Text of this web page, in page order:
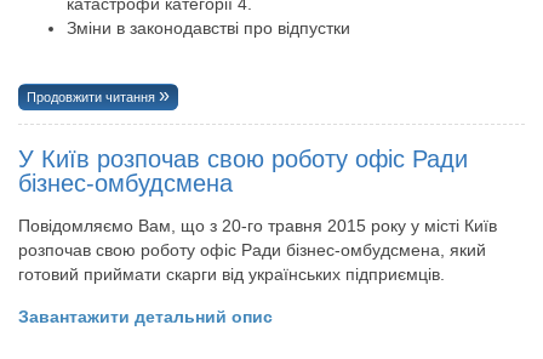
Зміни в законодавстві про відпустки
Продовжити читання
У Київ розпочав свою роботу офіс Ради
бізнес-омбудсмена
Повідомляємо Вам, що з 20-го травня 2015 року у місті Київ
розпочав свою роботу офіс Ради бізнес-омбудсмена, який
готовий приймати скарги від українських підприємців.
Завантажити детальний опис